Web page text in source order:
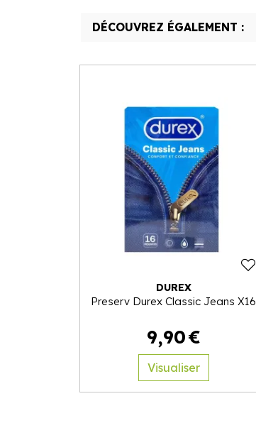
DÉCOUVREZ ÉGALEMENT :
DUREX
Preserv Durex Classic Jeans X16
9,90€
Visualiser